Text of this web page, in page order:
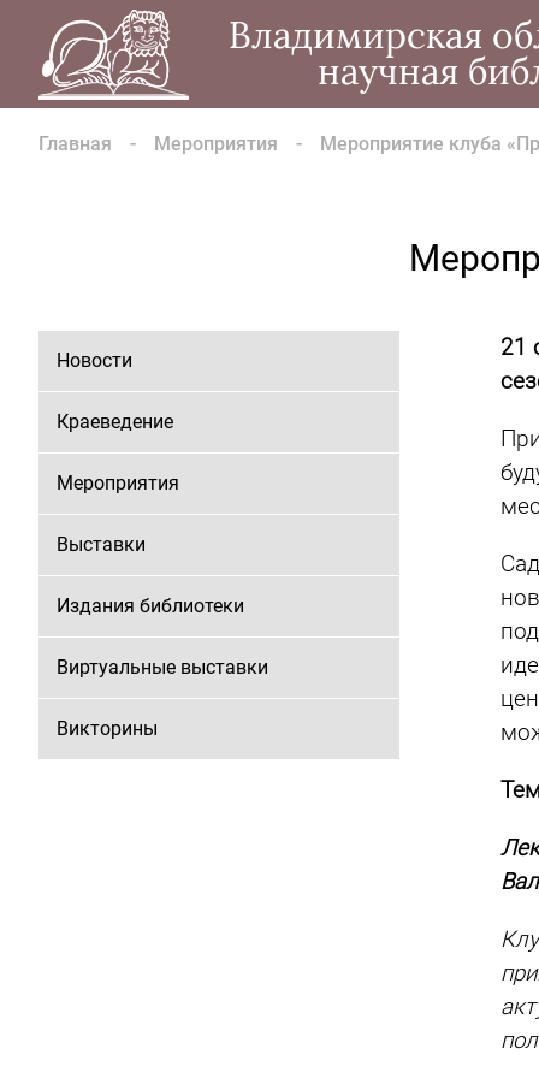
Владимирская
научная
Главная Мероприятия Мероприятие клуба
Новости
Краеведение
Мероприятия
Выставки
Издания библиотеки
Виртуальные выставки
Викторины
21